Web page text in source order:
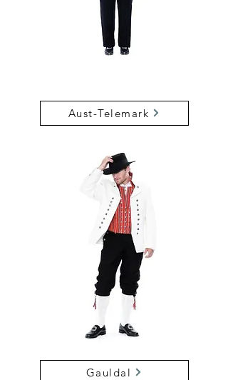
Aust-Telemark
Gauldal